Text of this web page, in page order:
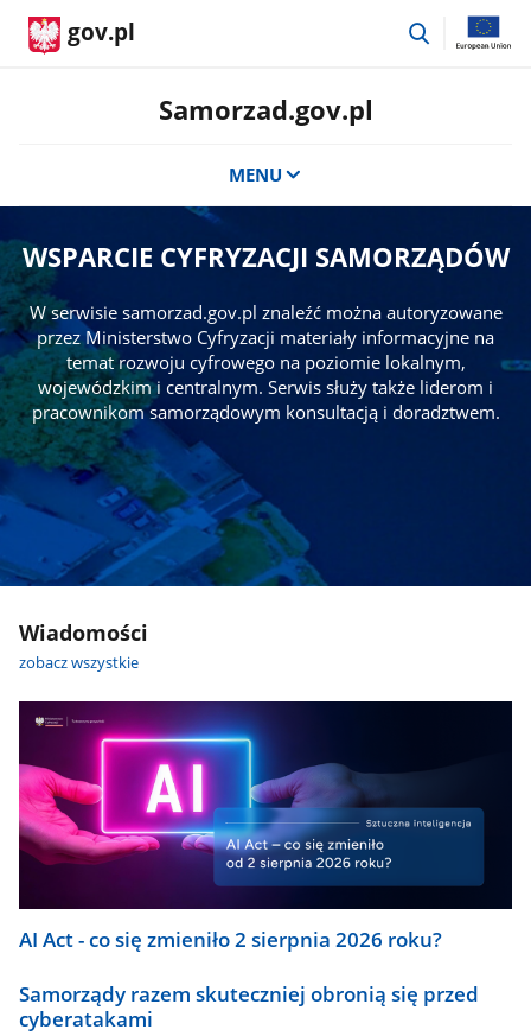
gov.pl
przejdź
Samorzad.gov.pl
MENU
WSPARCIE CYFRYZACJI SAMORZĄDÓW
W serwisie samorzad.gov.pl znaleźć można autoryzowane
przez Ministerstwo Cyfryzacji materiały informacyjne na
temat rozwoju cyfrowego na poziomie lokalnym,
wojewódzkim i centralnym. Serwis służy także liderom i
pracownikom samorządowym konsultacją i doradztwem.
Wiadomości
zobacz wszystkie
AI Act - co się zmieniło 2 sierpnia 2026 roku?
Samorządy razem skuteczniej obronią się przed
cyberatakami